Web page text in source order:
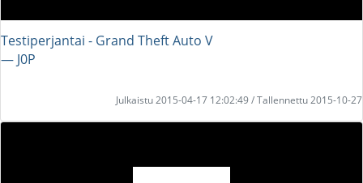
Testiperjantai - Grand Theft Auto V
― J0P
Julkaistu 2015-04-17 12:02:49 / Tallennettu 2015-10-27